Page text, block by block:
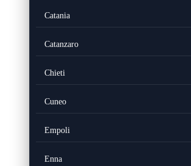
Catania
Catanzaro
Chieti
Cuneo
Empoli
Enna